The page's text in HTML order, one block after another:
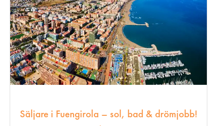
Säljare i Fuengirola – sol, bad & drömjobb!